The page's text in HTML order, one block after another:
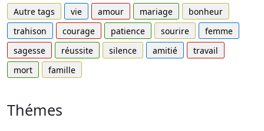
Autre tags vie amour mariage
bonheur
trahison
courage patience sourire
femme
sagesse
réussite silence amitié
travail
mort
famille
Thémes